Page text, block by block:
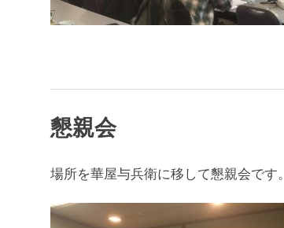
懇親会
場所を華屋与兵衛に移して懇親会です。